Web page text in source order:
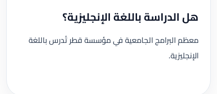
هل الدراسة باللغة الإنجليزية؟
معظم البرامج الجامعية في مؤسسة قطر تُدرس باللغة
الإنجليزية.